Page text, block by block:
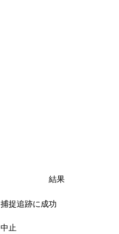
結果
捕捉追跡に成功
中止